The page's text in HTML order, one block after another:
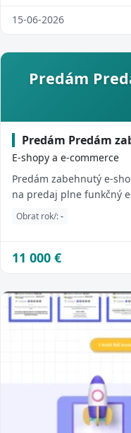
15-06-2026
Predám
Predám Predám
E-shopy a e-commerce
Predám zabehnutý e-
na predaj plne funkčný
na počítač. E-shop
Obrat rok/:-
11 000 €